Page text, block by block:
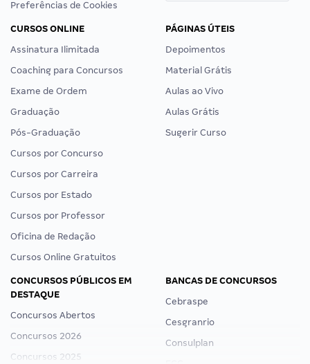
Preferências de Cookies
CURSOS ONLINE
Assinatura Ilimitada
Coaching para Concursos
Exame de Ordem
Graduação
Pós-Graduação
Cursos por Concurso
Cursos por Carreira
Cursos por Estado
Cursos por Professor
Oficina de Redação
Cursos Online Gratuitos
PÁGINAS ÚTEIS
Depoimentos
Material Grátis
Aulas ao Vivo
Aulas Grátis
Sugerir Curso
CONCURSOS PÚBLICOS EM
DESTAQUE
Concursos Abertos
Concursos 2026
Concursos 2025
BANCAS DE CONCURSOS
Cebraspe
Cesgranrio
Consulplan